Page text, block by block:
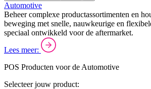
Automotive
Beheer complexe productassortimenten en
beweging met snelle, nauwkeurige en
speciaal ontwikkeld voor de aftermarket.
Lees meer:
POS Producten voor de Automotive
Selecteer jouw product: